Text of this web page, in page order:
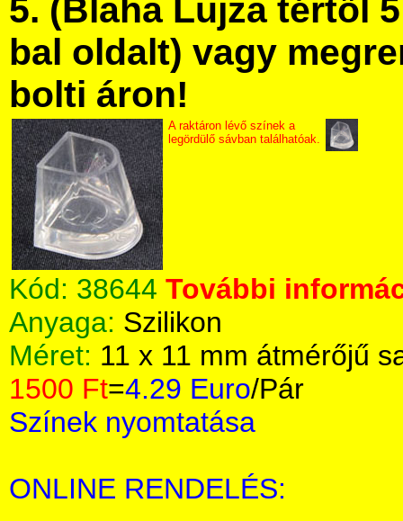
5. (Blaha Lujza tértől
bal oldalt) vagy
bolti áron!
A raktáron lévő színek a
legördülő sávban találhatóak.
Kód: 38644 További
Anyaga: Szilikon
Méret: 11 x 11 mm átmérőjű
1500 Ft=4.29 Euro/Pár
Színek nyomtatása
ONLINE RENDELÉS: